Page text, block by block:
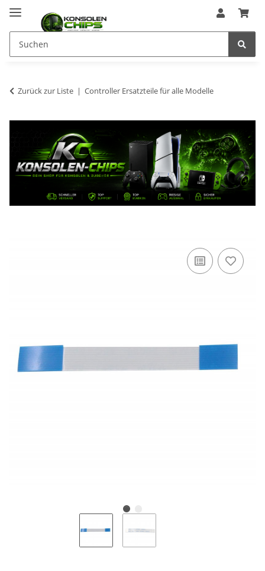
Zurück zur Liste Controller Ersatzteile für alle Modelle